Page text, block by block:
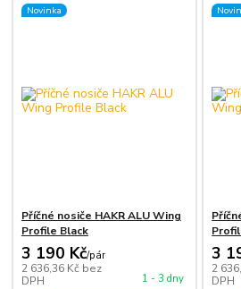
Novinka
Příčné nosiče HAKR ALU Wing
Profile Black
3 190 Kč/pár
2 636,36 Kč bez
DPH
1 - 3 dny
3
2
DPH